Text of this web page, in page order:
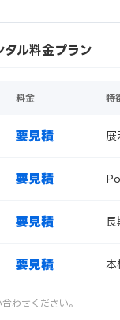
ル料金プラン
料金 特
要見積 展
要見積
要見積 長
要見積 本
わせください。